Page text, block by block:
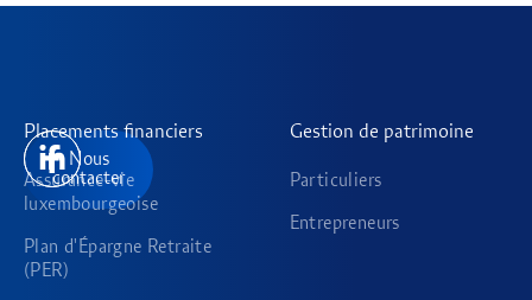
Nous
contacter
Placements financiers
Assurance-vie
luxembourgeoise
Plan d'Épargne Retraite
(PER)
Gestion de patrimoine
Particuliers
Entrepreneurs